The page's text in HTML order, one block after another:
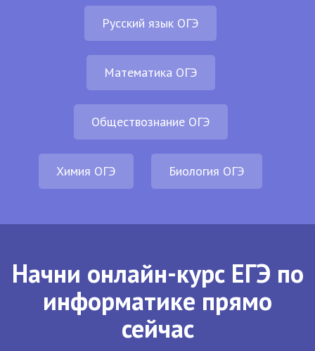
Русский язык ОГЭ
Математика ОГЭ
Обществознание ОГЭ
Химия ОГЭ Биология ОГЭ
Начни онлайн-курс ЕГЭ по
информатике прямо
сейчас